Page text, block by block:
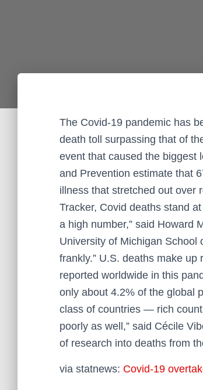
The Covid-19 pandemic has
death toll surpassing that of
event that caused the biggest
and Prevention estimate that
illness that stretched out over
Tracker, Covid deaths stand
a high number,” said Howard
University of Michigan School
frankly.” U.S. deaths make
reported worldwide in this
only about 4.2% of the global
class of countries — rich
poorly as well,” said Cécile
of research into deaths from
via statnews: Covid-19